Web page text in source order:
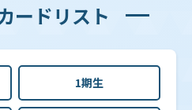
ック「ディーヴァフィーバ
ードリスト
1期生